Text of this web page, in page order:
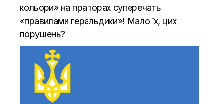
кольори» на прапорах суперечать
«правилами геральдики»! Мало їх, цих
порушень?